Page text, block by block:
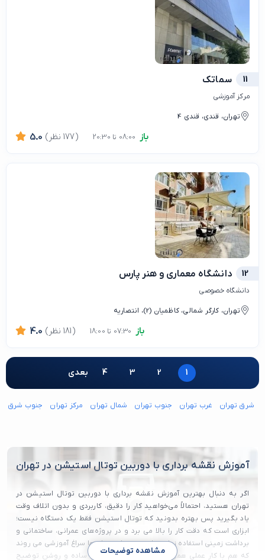
11 سماتک
مرکز آموزشی
تهران، قندی، قندی 4
باز 5.0 (177 نظر)
12 دانشگاه معماری و هنر پارس
دانشگاه خصوصی
تهران، کارگر شمالی، کاظمیان (2)، انتصاریه
باز 4.0 (181 نظر)
1
2
3
4 بعدی
شرق تهران غرب تهران جنوب تهران شمال تهران مرکز تهران جنوب شرق
آموزش نقشه برداری با دوربین توتال استیشن در تهران
اگر به دنبال بهترین آموزش نقشه برداری با دوربین توتال استیشن در
تهران هستید، احتمالاً می‌خواهید کار را دقیق، کاربردی و بدون اتلاف وقت
یاد بگیرید پس بهتره بدونید که توتال استیشن فقط یک دستگاه نیست؛
ابزاری است که دقت کار را بالا می‌ برد و در پروژه‌های عمرانی، ساختمانی و
برداشت زمینی استفاده زیادی دارد. در تهران، خیلی‌ها سراغ آموزشی می‌ روند
که هم با کار عملی همراه باشد و هم مراحل کار را ساده و روشن توضیح
مشاهده توضیحات